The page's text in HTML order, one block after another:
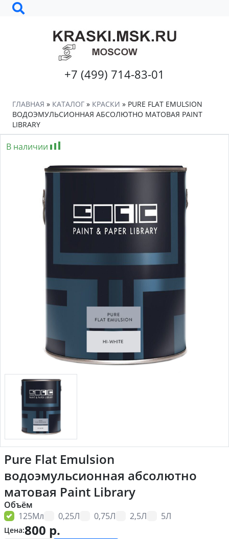
+7 (499) 714-83-01
ГЛАВНАЯ » КАТАЛОГ » КРАСКИ » PURE FLAT EMULSION
ВОДОЭМУЛЬСИОННАЯ АБСОЛЮТНО МАТОВАЯ PAINT
LIBRARY
В наличии
Pure Flat Emulsion
водоэмульсионная абсолютно
матовая Paint Library
Объём
125Мл
0,25Л 0,75Л 2,5Л 5Л
Цена:800 р.